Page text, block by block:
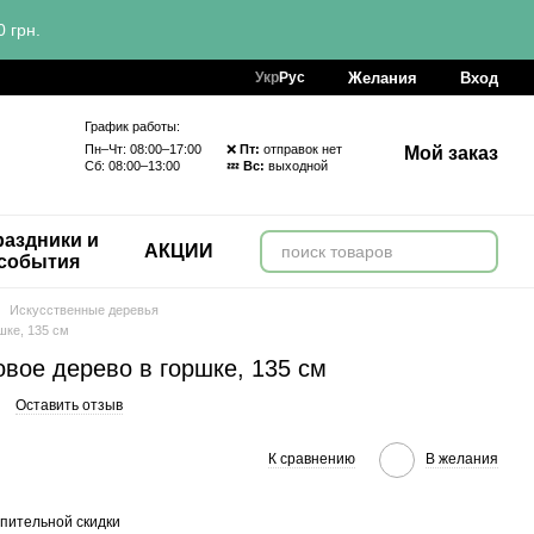
УкрРус Желания Вход
График работы:
Пн–Чт: 08:00–17:00 ❌ Пт: отправок нет
Сб: 08:00–13:00 💤 Вс: выходной
Мой заказ
и
АКЦИИ
Искусственные деревья
135 см
дерево в горшке, 135 см
Оставить отзыв
К сравнению В желания
скидки